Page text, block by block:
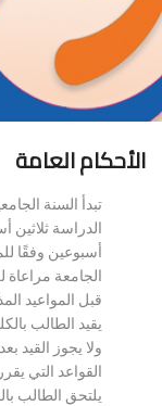
الأحكام العامة
تبدأ السنة
الدراسة
أسبوعين وفقًا
الجامعة مراعاة
قبل المواعيد
يقيد الطالب
ولا يجوز القيد
القواعد التي
يلتحق الطالب